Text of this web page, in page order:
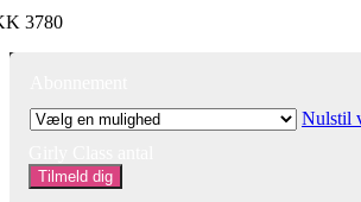
3780
Nulstil
Tilmeld dig